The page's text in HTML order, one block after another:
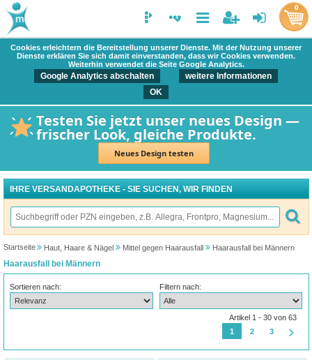
Cookies erleichtern die Bereitstellung unserer Dienste. Mit der Nutzung unserer
Dienste erklären Sie sich damit einverstanden, dass wir Cookies verwenden.
Weiterhin verwendet die Seite Google Analytics.
Google Analytics abschalten
weitere Informationen
OK
Testen Sie jetzt unser neues Design —
frischer Look, gleiche Produkte.
Neues Design testen
0
IHRE VERSANDAPOTHEKE - SIE SUCHEN, WIR FINDEN
Startseite Haut, Haare & Nägel Mittel gegen Haarausfall Haarausfall bei Männern
Haarausfall bei Männern
Sortieren nach: Filtern nach:
Artikel 1 - 30 von 63
1
2 3